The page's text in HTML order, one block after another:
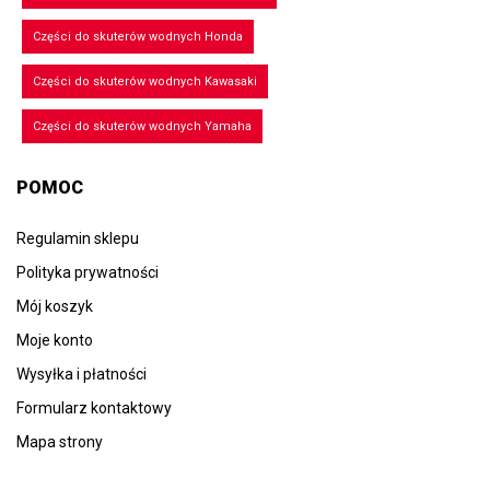
Części do skuterów wodnych Honda
Części do skuterów wodnych Kawasaki
Części do skuterów wodnych Yamaha
POMOC
Regulamin sklepu
Polityka prywatności
Mój koszyk
Moje konto
Wysyłka i płatności
Formularz kontaktowy
Mapa strony